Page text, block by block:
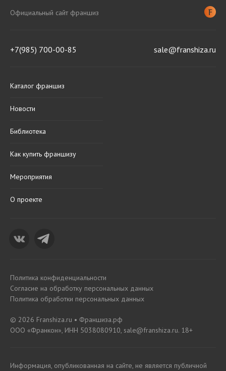
Официальный сайт франшиз
+7(985) 700-00-85 sale@franshiza.ru
Каталог франшиз
Новости
Библиотека
Как купить франшизу
Мероприятия
О проекте
Политика конфиденциальности
Согласие на обработку персональных данных
Политика обработки персональных данных
© 2026 Franshiza.ru • Франшиза.рф
ООО «Франкон», ИНН 5038080910, sale@franshiza.ru. 18+
Информация, опубликованная на сайте, не является публичной